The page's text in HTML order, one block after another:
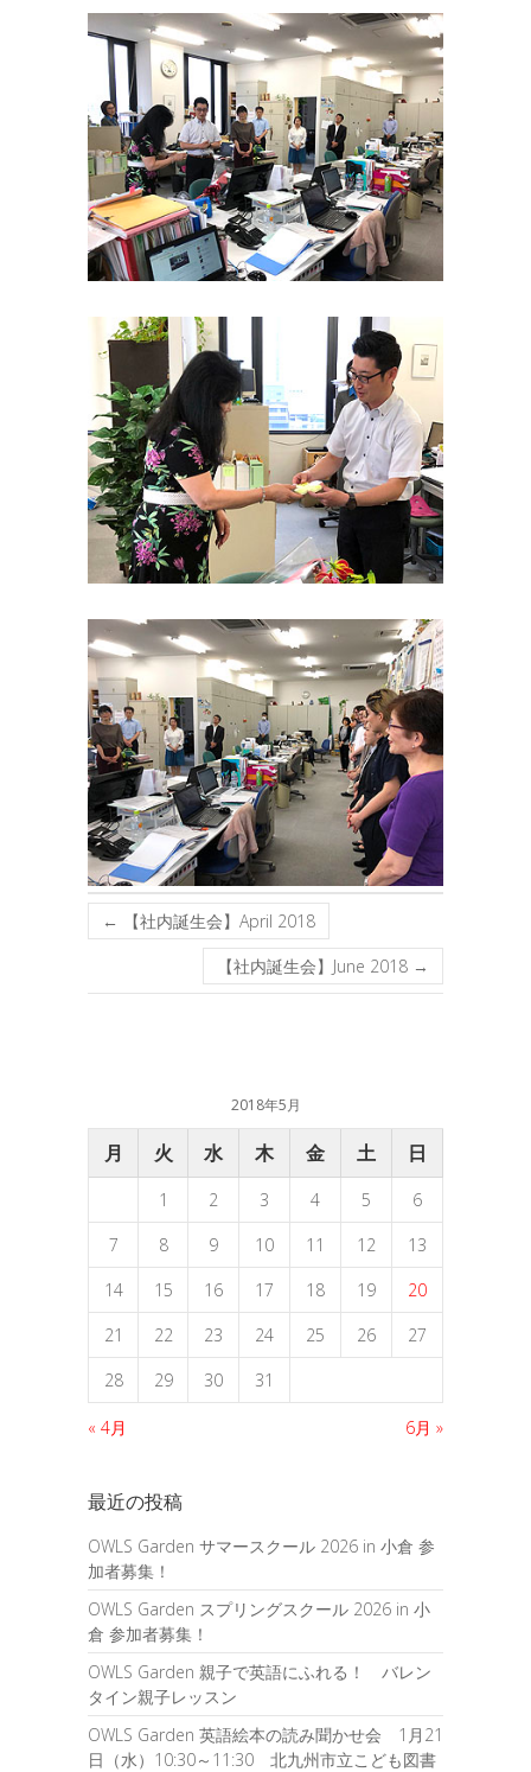
←
【社内誕生会】April 2018
【社内誕生会】June 2018 →
2018年5月
月 火 水 木 金 土 日
1 2 3 4 5
6
7
8 9 10 11 12
13
14
15 16 17 18 19
20
21
22 23 24 25 26
27
28
29 30 31
« 4月 6月 »
最近の投稿
OWLS Garden サマースクール 2026 in 小倉 参
加者募集！
OWLS Garden スプリングスクール 2026 in 小
倉 参加者募集！
OWLS Garden 親子で英語にふれる！ バレン
タイン親子レッスン
OWLS Garden 英語絵本の読み聞かせ会 1月21
日（水）10:30～11:30 北九州市立こども図書